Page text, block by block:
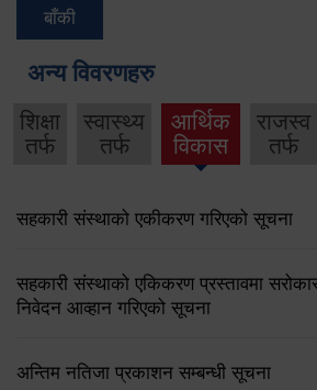
बाँकी
अन्य विवरणहरु
शिक्षा
तर्फ
स्वास्थ्य
तर्फ
आर्थिक
विकास
राजस्व
तर्फ
सहकारी संस्थाको एकीकरण गरिएको सूचना
सहकारी संस्थाको एकिकरण प्रस्तावमा
निवेदन आव्हान गरिएको सूचना
अन्तिम नतिजा प्रकाशन सम्बन्धी सूचना